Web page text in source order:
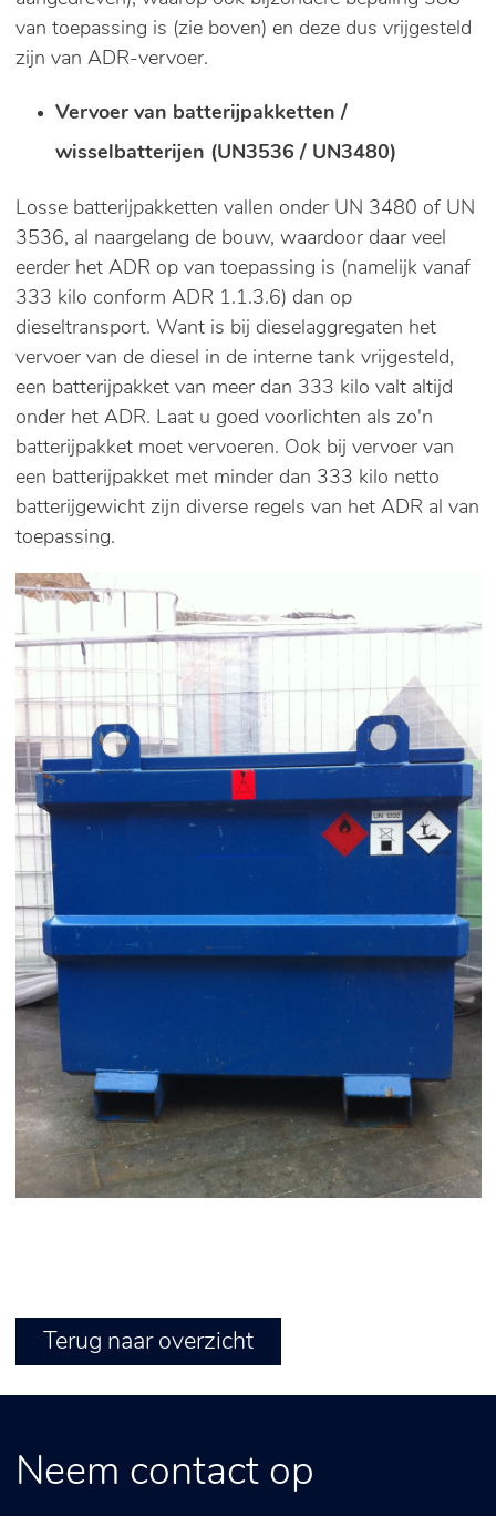
van toepassing is (zie boven) en deze dus vrijgesteld
zijn van ADR-vervoer.
Vervoer van batterijpakketten /
wisselbatterijen (UN3536 / UN3480)
Losse batterijpakketten vallen onder UN 3480 of UN
3536, al naargelang de bouw, waardoor daar veel
eerder het ADR op van toepassing is (namelijk vanaf
333 kilo conform ADR 1.1.3.6) dan op
dieseltransport. Want is bij dieselaggregaten het
vervoer van de diesel in de interne tank vrijgesteld,
een batterijpakket van meer dan 333 kilo valt altijd
onder het ADR. Laat u goed voorlichten als zo'n
batterijpakket moet vervoeren. Ook bij vervoer van
een batterijpakket met minder dan 333 kilo netto
batterijgewicht zijn diverse regels van het ADR al van
toepassing.
Terug naar overzicht
Neem contact op